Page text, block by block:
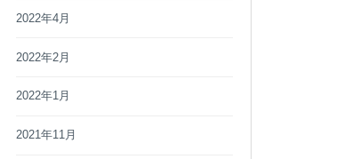
2022年4月
2022年2月
2022年1月
2021年11月